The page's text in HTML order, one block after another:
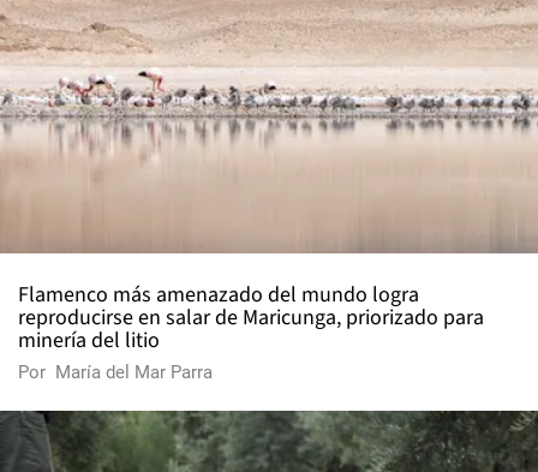
Flamenco más amenazado del mundo logra
reproducirse en salar de Maricunga, priorizado para
minería del litio
Por María del Mar Parra